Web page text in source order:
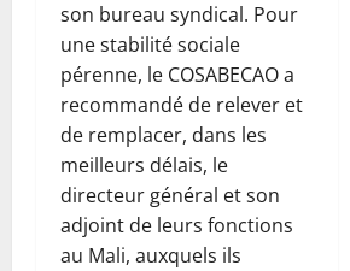
son bureau syndical. Pour
une stabilité sociale
pérenne, le COSABECAO a
recommandé de relever et
de remplacer, dans les
meilleurs délais, le
directeur général et son
adjoint de leurs fonctions
au Mali, auxquels ils